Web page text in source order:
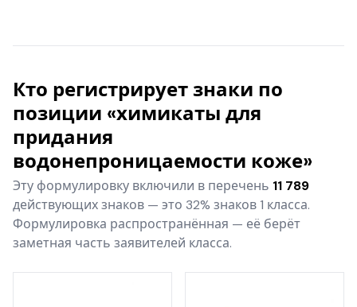
Кто регистрирует знаки по
позиции «химикаты для
придания
водонепроницаемости коже»
Эту формулировку включили в перечень 11 789
действующих знаков — это 32% знаков 1 класса.
Формулировка распространённая — её берёт
заметная часть заявителей класса.